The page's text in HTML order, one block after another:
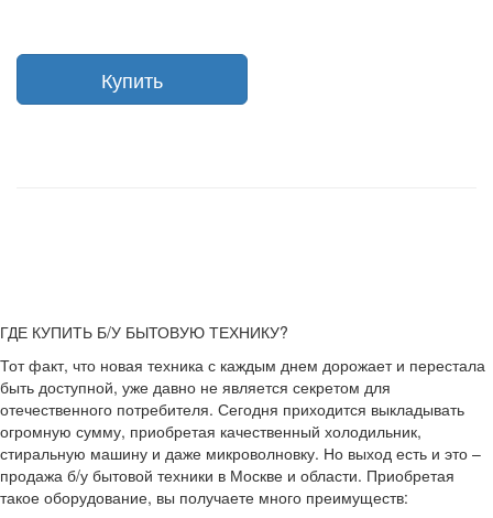
ГДЕ КУПИТЬ Б/У БЫТОВУЮ ТЕХНИКУ?
Тот факт, что новая техника с каждым днем дорожает и перестала
быть доступной, уже давно не является секретом для
отечественного потребителя. Сегодня приходится выкладывать
огромную сумму, приобретая качественный холодильник,
стиральную машину и даже микроволновку. Но выход есть и это –
продажа б/у бытовой техники в Москве и области. Приобретая
такое оборудование, вы получаете много преимуществ: